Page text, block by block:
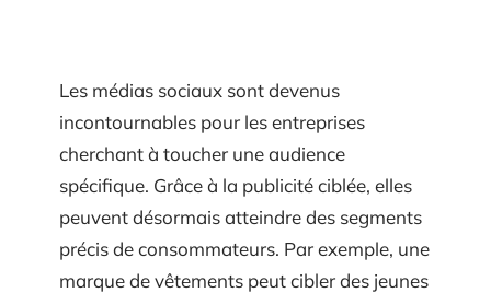
Les médias sociaux sont devenus
incontournables pour les entreprises
cherchant à toucher une audience
spécifique. Grâce à la publicité ciblée, elles
peuvent désormais atteindre des segments
précis de consommateurs. Par exemple, une
marque de vêtements peut cibler des jeunes